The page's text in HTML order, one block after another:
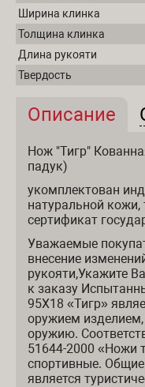
Описание
Описание
Нож "Тигр"
падук)
укомплектован
натуральной кожи,
сертификат
Уважаемые
внесение
рукояти,Укажите
к заказу
95Х18 «Тигр»
оружием
оружию.
51644-2000 «Ножи
спортивные. Общие
является
Ширина клинка
Толщина клинка
Длина рукояти
Твердость